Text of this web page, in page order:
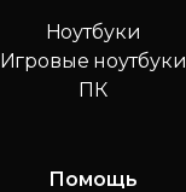
Ноутбуки
Игровые ноутбуки
ПК
Помощь